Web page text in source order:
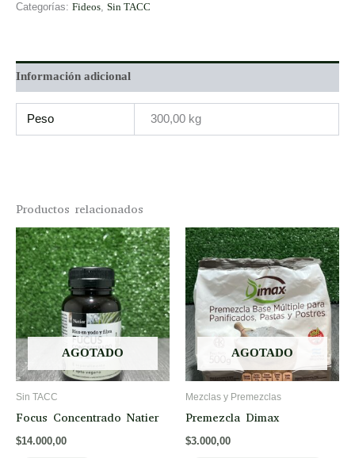
Categorías: Fideos Sin TACC
Información adicional
Peso 300,00 kg
Productos relacionados
AGOTADO
Sin TACC
Focus Concentrado Natier
$14.000,00
AGOTADO
Mezclas y Premezclas
Premezcla Dimax
$3.000,00
This
has
The
may